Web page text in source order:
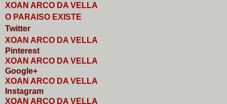
XOAN ARCO DA VELLA
O PARAISO EXISTE
Twitter
XOAN ARCO DA VELLA
Pinterest
XOAN ARCO DA VELLA
Google+
XOAN ARCO DA VELLA
nstagram
XOAN ARCO DA VELLA